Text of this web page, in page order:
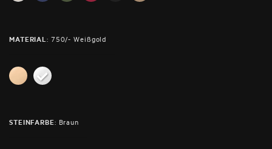
MATERIAL: 750/- Weißgold
STEINFARBE: Braun